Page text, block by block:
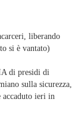
liberando
si è vantato)
di presidi di
sulla sicurezza,
accaduto ieri in